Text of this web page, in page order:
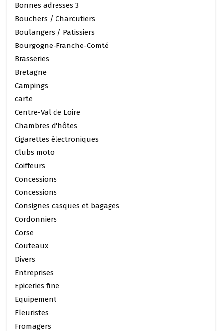
Bonnes adresses 3
Bouchers / Charcutiers
Boulangers / Patissiers
Bourgogne-Franche-Comté
Brasseries
Bretagne
Campings
carte
Centre-Val de Loire
Chambres d'hôtes
Cigarettes électroniques
Clubs moto
Coiffeurs
Concessions
Concessions
Consignes casques et bagages
Cordonniers
Corse
Couteaux
Divers
Entreprises
Epiceries fine
Equipement
Fleuristes
Fromagers